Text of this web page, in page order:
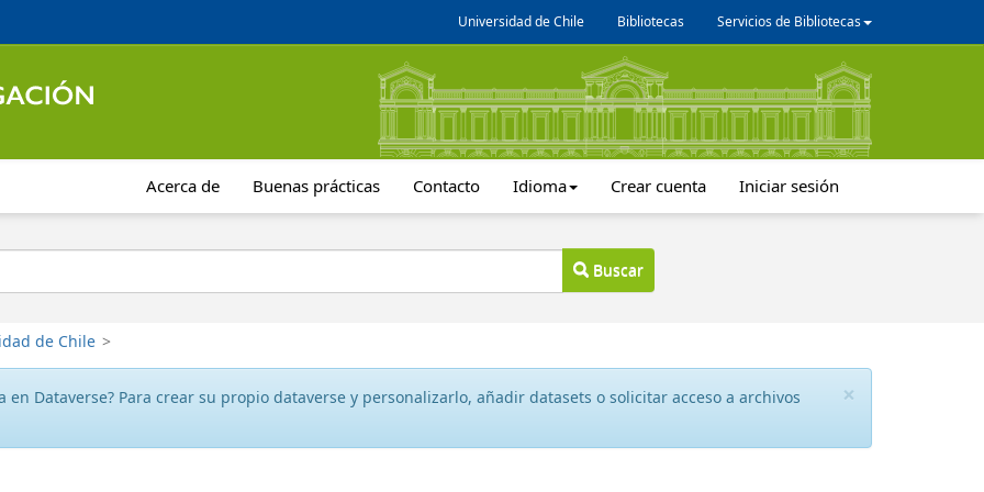
Universidad de Chile Bibliotecas Servicios de Bibliotecas
Acerca de Buenas prácticas Contacto Idioma Crear cuenta Iniciar sesión
Buscar
de Chile >
×
en Dataverse? Para crear su propio dataverse y personalizarlo, añadir datasets o solicitar acceso a archivos